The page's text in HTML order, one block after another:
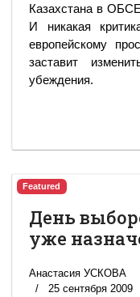
Казахстана в
И никакая
европейскому
заставит
убеждения.
Featured
День
уже
Анастасия УСКОВА
25 сентября 2009